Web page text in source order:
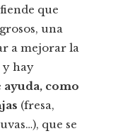
que
una
a mejorar la
y hay
como
(fresa,
que se